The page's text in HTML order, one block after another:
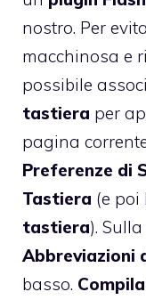
nostro. Per
macchinosa e
possibile
tastiera per
pagina
Preferenze di
Tastiera (e poi
tastiera).
Abbreviazioni
basso.